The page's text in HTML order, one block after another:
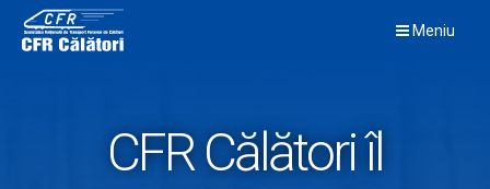
content
Meniu
CFR Călători îl